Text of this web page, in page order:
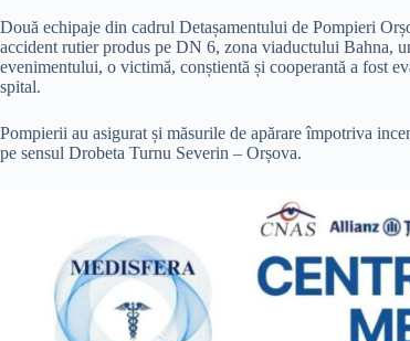
Două echipaje din cadrul Detașamentului de Pompieri
accident rutier produs pe DN 6, zona viaductului Bahna,
evenimentului, o victimă, conștientă și cooperantă a fost
spital.
Pompierii au asigurat și măsurile de apărare împotriva
pe sensul Drobeta Turnu Severin – Orșova.